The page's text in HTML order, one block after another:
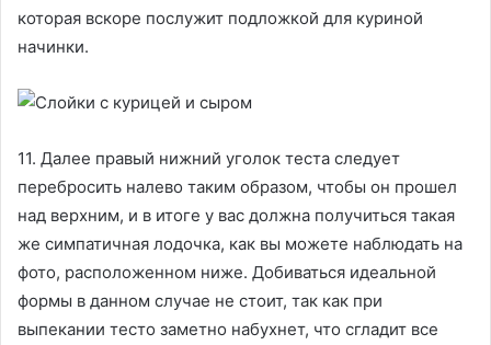
которая вскоре послужит подложкой для куриной
начинки.
11. Далее правый нижний уголок теста следует
перебросить налево таким образом, чтобы он прошел
над верхним, и в итоге у вас должна получиться такая
же симпатичная лодочка, как вы можете наблюдать на
фото, расположенном ниже. Добиваться идеальной
формы в данном случае не стоит, так как при
выпекании тесто заметно набухнет, что сгладит все